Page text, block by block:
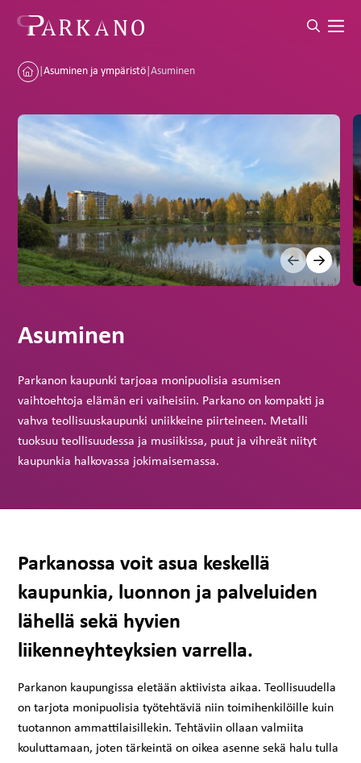
|Asuminen ja ympäristö|Asuminen
Asuminen
Parkanon kaupunki tarjoaa monipuolisia asumisen
vaihtoehtoja elämän eri vaiheisiin. Parkano on kompakti ja
vahva teollisuuskaupunki uniikkeine piirteineen. Metalli
tuoksuu teollisuudessa ja musiikissa, puut ja vihreät niityt
kaupunkia halkovassa jokimaisemassa.
Parkanossa voit asua keskellä
kaupunkia, luonnon ja palveluiden
lähellä sekä hyvien
liikenneyhteyksien varrella.
Parkanon kaupungissa eletään aktiivista aikaa. Teollisuudella
on tarjota monipuolisia työtehtäviä niin toimihenkilöille kuin
tuotannon ammattilaisillekin. Tehtäviin ollaan valmiita
kouluttamaan, joten tärkeintä on oikea asenne sekä halu tulla